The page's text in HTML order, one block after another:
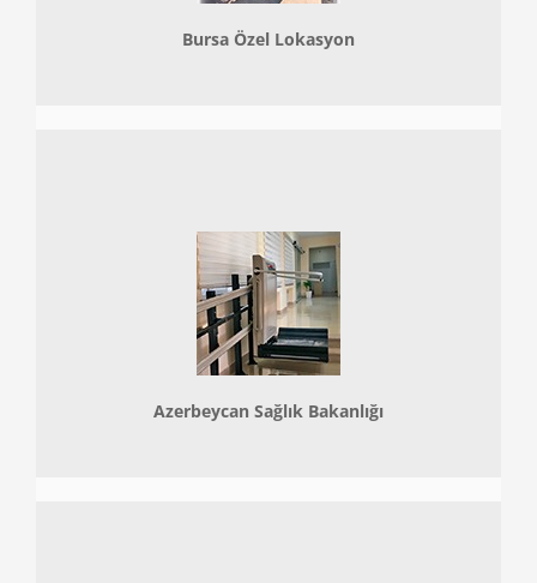
Bursa Özel Lokasyon
Azerbeycan Sağlık Bakanlığı